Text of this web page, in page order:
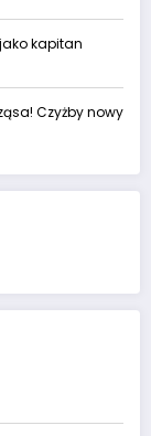
kapitan
Czyżby nowy